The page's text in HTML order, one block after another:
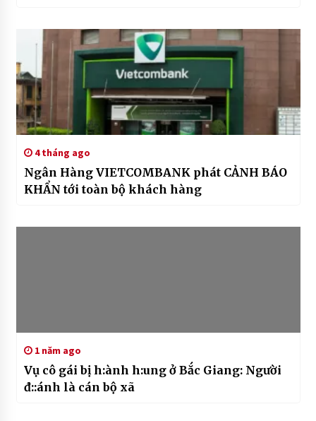
4 tháng ago
Ngân Hàng VIETCOMBANK phát CẢNH BÁO
KHẨN tới toàn bộ khách hàng
1 năm ago
Vụ cô gái bị h:ành h:ung ở Bắc Giang: Người
đ::ánh là cán bộ xã